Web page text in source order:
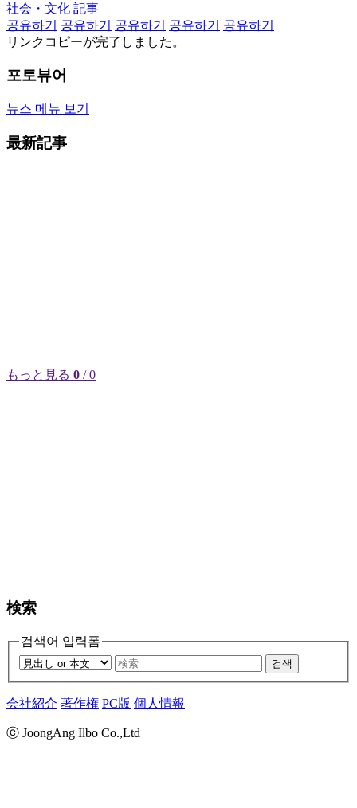
社会・文化 記事
공유하기
공유하기 공유하기 공유하기
공유하기
リンクコピーが完了しました。
포토뷰어
뉴스 메뉴 보기
最新記事
もっと見る 0 / 0
検索
검색어 입력폼
검색
会社紹介 著作権 PC版 個人情報
ⓒ JoongAng Ilbo Co.,Ltd